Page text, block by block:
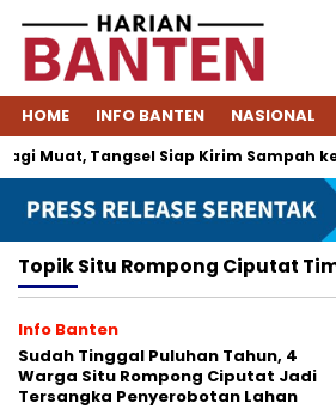
HOME INFO BANTEN NASIONAL
Muat, Tangsel Siap Kirim Sampah ke
TopikSitu Rompong Ciputat
Info Banten
Sudah Tinggal Puluhan Tahun, 4
Warga Situ Rompong Ciputat Jadi
Tersangka Penyerobotan Lahan